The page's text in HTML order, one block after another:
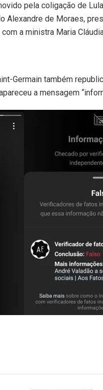
pela coligação de
Alexandre de Moraes,
a ministra Maria
Germain também
a mensagem